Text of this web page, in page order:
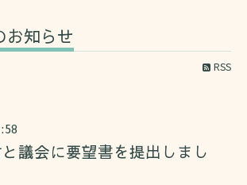
お知らせ
RSS
と議会に要望書を提出しまし